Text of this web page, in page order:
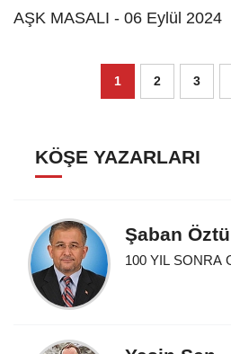
AŞK MASALI - 06 Eylül 2024
1 2 3
KÖŞE YAZARLARI
Şaban
100 YIL SONRA